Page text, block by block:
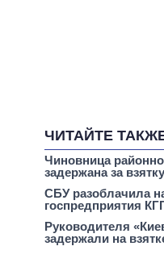
ЧИТАЙТЕ
Чиновница
задержана за взятку
СБУ разоблачила
госпредприятия
Руководителя
задержали на